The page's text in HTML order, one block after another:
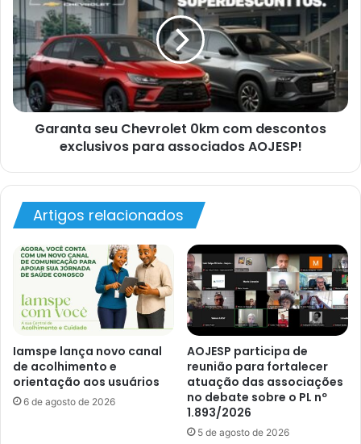
Garanta seu Chevrolet 0km com descontos
exclusivos para associados AOJESP!
Artigos relacionados
Iamspe lança novo canal
de acolhimento e
orientação aos usuários
6 de agosto de 2026
AOJESP participa de
reunião para fortalecer
atuação das associações
no debate sobre o PL nº
1.893/2026
5 de agosto de 2026